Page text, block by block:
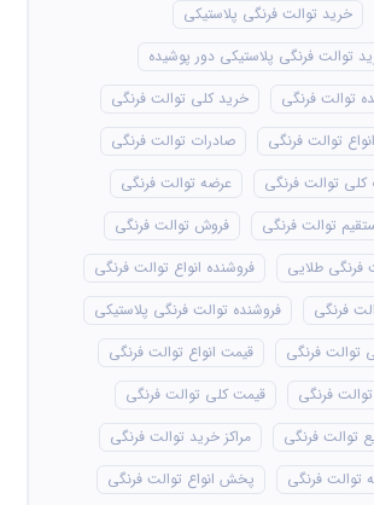
خرید توالت فرنگی پلاستیکی
توالت فرنگی پلاستیکی دور پوشیده
توالت فرنگی
خرید کلی توالت فرنگی
توالت فرنگی
صادرات توالت فرنگی
کلی توالت فرنگی
عرضه توالت فرنگی
توالت فرنگی
فروش توالت فرنگی
فرنگی طلایی
فروشنده انواع توالت فرنگی
فرنگی
فروشنده توالت فرنگی پلاستیکی
توالت فرنگی
قیمت انواع توالت فرنگی
فرنگی
قیمت کلی توالت فرنگی
توالت فرنگی
مراکز خرید توالت فرنگی
توالت فرنگی
پخش انواع توالت فرنگی